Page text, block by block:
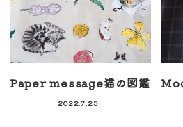
Paper message猫の図鑑
2022.7.25